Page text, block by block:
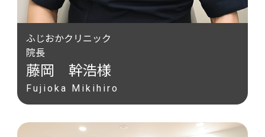
ふじおかクリニック
院長
藤岡 幹浩様
Fujioka Mikihiro